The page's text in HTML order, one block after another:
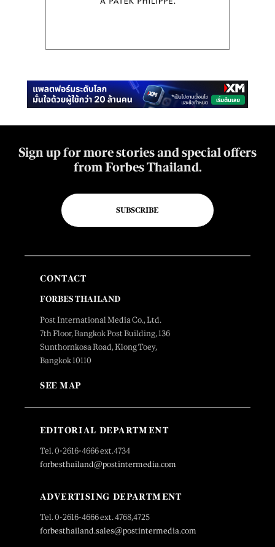
Sign up for more stories and special offers
from Forbes Thailand.
SUBSCRIBE
CONTACT
FORBES THAILAND
Post International Media Co., Ltd.
7th Floor, Bangkok Post Building, 136
Sunthornkosa Road, Klong Toey,
Bangkok 10110
SEE MAP
EDITORIAL DEPARTMENT
Tel. 0-2616-4666 ext.4734
forbesthailand@postintermedia.com
ADVERTISING DEPARTMENT
Tel. 0-2616-4666 ext. 4768,4725
forbesthailand.sales@postintermedia.com